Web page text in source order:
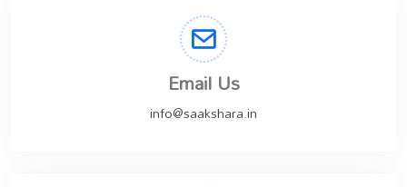
Email Us
info@saakshara.in